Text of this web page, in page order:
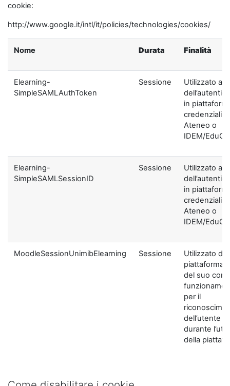
cookie:
http://www.google.it/intl/it/policies/technologies/cookies/
Nome Durata Finalità
Elearning-
SimpleSAMLAuthToken
Sessione
Utilizzato ai
in
credenziali di
Ateneo o
IDEM/
Elearning-
SimpleSAMLSessionID
Sessione
Utilizzato ai
in
credenziali di
Ateneo o
IDEM/
MoodleSessionUnimibElearning Sessione
Utilizzato
piattaforma
del suo
per il
dell’utente
durante
della